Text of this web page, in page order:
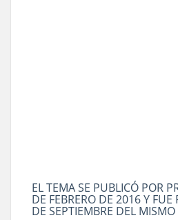
EL TEMA SE PUBLICÓ POR
DE FEBRERO DE 2016 Y
DE SEPTIEMBRE DEL